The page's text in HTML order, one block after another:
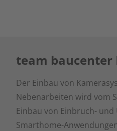
team baucenter
Der Einbau von
Nebenarbeiten wird vom
Einbau von Einbruch-
Smarthome-